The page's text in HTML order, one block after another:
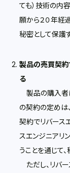
ても）技術の内
願から２０年経
秘密として保護
製品の売買契約
る
製品の購入者
の契約の定めは
契約でリバース
スエンジニアリ
うことを通じて
ただし、リバ